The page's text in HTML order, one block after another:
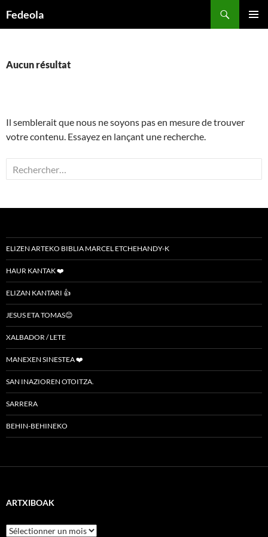
auFedeola
Aucun résultat
Il semblerait que nous ne soyons pas en mesure de trouver
votre contenu. Essayez en lançant une recherche.
Rechercher :
ELIZEN ARTEKO BIBLIA MARCEL ETCHEHANDY-K
HAUR KANTAK ❤️
ELIZAN KANTARI 👍
JESUS ETA TOMAS😊
XALBADOR / LETE
MANEXEN SINESTEA ❤️
SAN INAZIOREN OTOITZA.
SARRERA
BEHIN-BEHINEKO
ARTXIBOAK
Artxiboak